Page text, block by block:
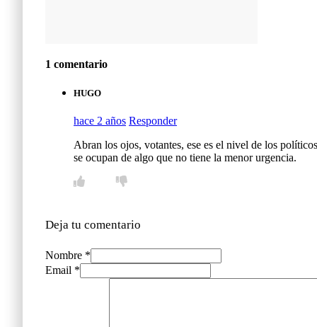
1 comentario
HUGO
hace 2 años Responder
Abran los ojos, votantes, ese es el nivel de los
se ocupan de algo que no tiene la menor urgencia.
Deja tu comentario
Nombre *
Email *